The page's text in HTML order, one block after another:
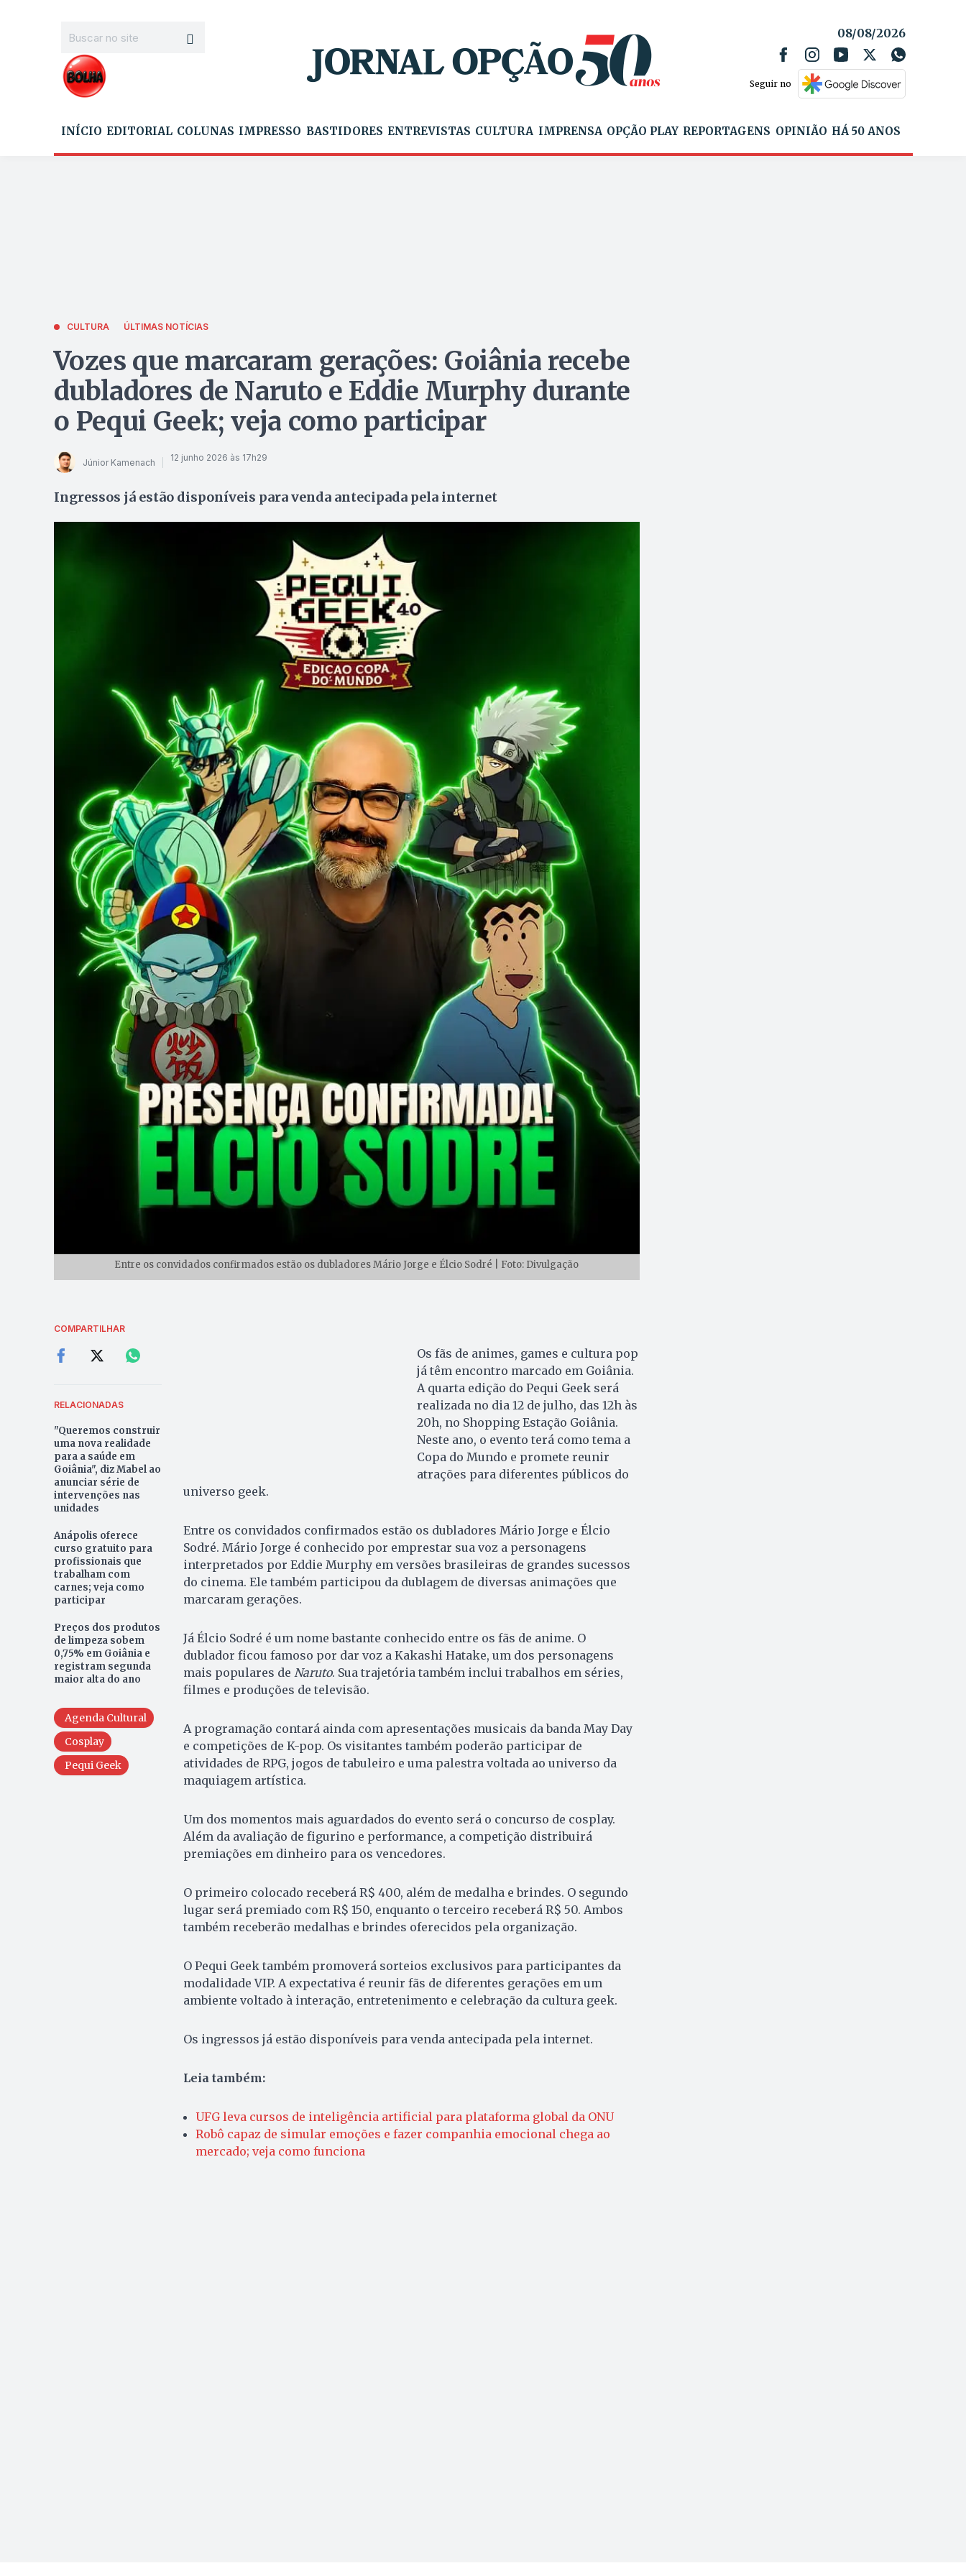
08/08/2026
Seguir no
INÍCIO EDITORIAL COLUNAS IMPRESSO BASTIDORES ENTREVISTAS CULTURA IMPRENSA OPÇÃO PLAY REPORTAGENS OPINIÃO HÁ 50 ANOS
CULTURA ÚLTIMAS NOTÍCIAS
Vozes que marcaram gerações: Goiânia recebe
dubladores de Naruto e Eddie Murphy durante
o Pequi Geek; veja como participar
Júnior Kamenach 12 junho 2026 às 17h29
Ingressos já estão disponíveis para venda antecipada pela internet
Entre os convidados confirmados estão os dubladores Mário Jorge e Élcio Sodré | Foto: Divulgação
COMPARTILHAR
RELACIONADAS
"Queremos construir
uma nova realidade
para a saúde em
Goiânia", diz Mabel ao
anunciar série de
intervenções nas
unidades
Anápolis oferece
curso gratuito para
profissionais que
trabalham com
carnes; veja como
participar
Preços dos produtos
de limpeza sobem
0,75% em Goiânia e
registram segunda
maior alta do ano
Agenda Cultural
Cosplay
Pequi Geek
Os fãs de animes, games e cultura pop
já têm encontro marcado em Goiânia.
A quarta edição do Pequi Geek será
realizada no dia 12 de julho, das 12h às
20h, no Shopping Estação Goiânia.
Neste ano, o evento terá como tema a
Copa do Mundo e promete reunir
atrações para diferentes públicos do
universo geek.
Entre os convidados confirmados estão os dubladores Mário Jorge e Élcio
Sodré. Mário Jorge é conhecido por emprestar sua voz a personagens
interpretados por Eddie Murphy em versões brasileiras de grandes sucessos
do cinema. Ele também participou da dublagem de diversas animações que
marcaram gerações.
Já Élcio Sodré é um nome bastante conhecido entre os fãs de anime. O
dublador ficou famoso por dar voz a Kakashi Hatake, um dos personagens
mais populares de Naruto. Sua trajetória também inclui trabalhos em séries,
filmes e produções de televisão.
A programação contará ainda com apresentações musicais da banda May Day
e competições de K-pop. Os visitantes também poderão participar de
atividades de RPG, jogos de tabuleiro e uma palestra voltada ao universo da
maquiagem artística.
Um dos momentos mais aguardados do evento será o concurso de cosplay.
Além da avaliação de figurino e performance, a competição distribuirá
premiações em dinheiro para os vencedores.
O primeiro colocado receberá R$ 400, além de medalha e brindes. O segundo
lugar será premiado com R$ 150, enquanto o terceiro receberá R$ 50. Ambos
também receberão medalhas e brindes oferecidos pela organização.
O Pequi Geek também promoverá sorteios exclusivos para participantes da
modalidade VIP. A expectativa é reunir fãs de diferentes gerações em um
ambiente voltado à interação, entretenimento e celebração da cultura geek.
Os ingressos já estão disponíveis para venda antecipada pela internet.
Leia também:
UFG leva cursos de inteligência artificial para plataforma global da ONU
Robô capaz de simular emoções e fazer companhia emocional chega ao
mercado; veja como funciona